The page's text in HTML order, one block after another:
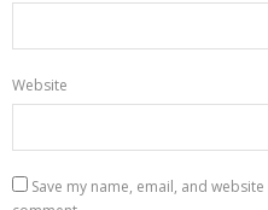
Website
Save my name, email, and